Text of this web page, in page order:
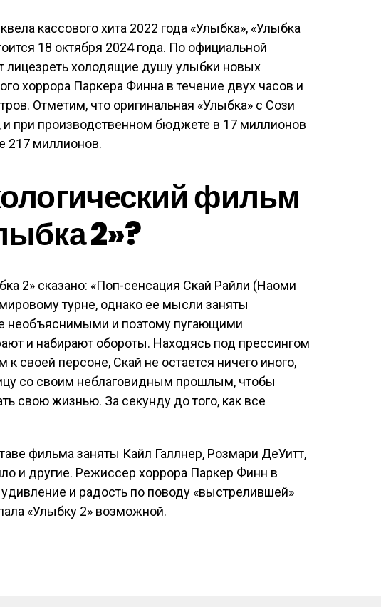
кассового хита 2022 года «Улыбка», «Улыбка
18 октября 2024 года. По официальной
лицезреть холодящие душу улыбки новых
хоррора Паркера Финна в течение двух часов и
Отметим, что оригинальная «Улыбка» с Сози
и при производственном бюджете в 17 миллионов
217 миллионов.
фильм
2»?
2» сказано: «Поп-сенсация Скай Райли (Наоми
турне, однако ее мысли заняты
необъяснимыми и поэтому пугающими
и набирают обороты. Находясь под прессингом
к своей персоне, Скай не остается ничего иного,
со своим неблаговидным прошлым, чтобы
свою жизнью. За секунду до того, как все
фильма заняты Кайл Галлнер, Розмари ДеУитт,
и другие. Режиссер хоррора Паркер Финн в
и радость по поводу «выстрелившей»
«Улыбку 2» возможной.